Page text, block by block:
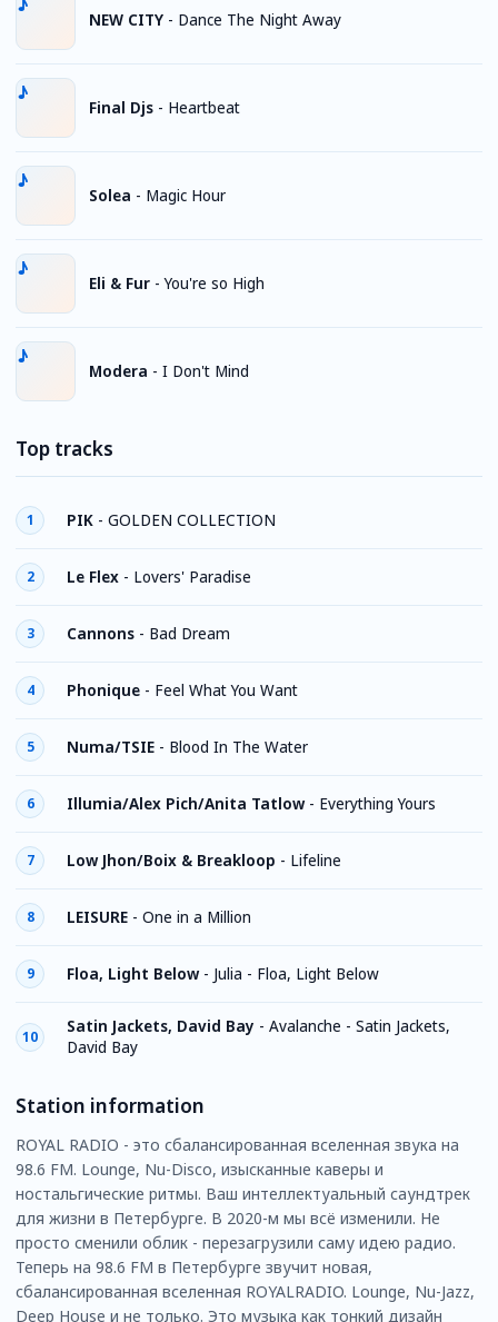
NEW CITY - Dance The Night Away
Final Djs - Heartbeat
Solea - Magic Hour
Eli & Fur -You're so High
Modera - I Don't Mind
Top tracks
1 PIK - GOLDEN COLLECTION
2 Le Flex - Lovers' Paradise
3 Cannons - Bad Dream
4 Phonique - Feel What You Want
5 Numa/TSIE - Blood In The Water
6 Illumia/Alex Pich/Anita Tatlow- Everything Yours
7 Low Jhon/Boix & Breakloop - Lifeline
8 LEISURE - One in a Million
9 Floa, Light Below- Julia - Floa, Light Below
10
Satin Jackets, David Bay - Avalanche - Satin Jackets,
David Bay
Station information
ROYAL RADIO - это сбалансированная вселенная звука на
98.6 FM. Lounge, Nu-Disco, изысканные каверы и
ностальгические ритмы. Ваш интеллектуальный саундтрек
для жизни в Петербурге. В 2020-м мы всё изменили. Не
просто сменили облик - перезагрузили саму идею радио.
Теперь на 98.6 FM в Петербурге звучит новая,
сбалансированная вселенная ROYALRADIO. Lounge, Nu-Jazz,
Deep House и не только. Это музыка как тонкий дизайн